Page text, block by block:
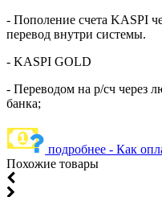
- Пополение счета KASPI
перевод внутри системы.
- KASPI GOLD
- Переводом на р/сч через
банка;
подробнее - Как
Похожие товары